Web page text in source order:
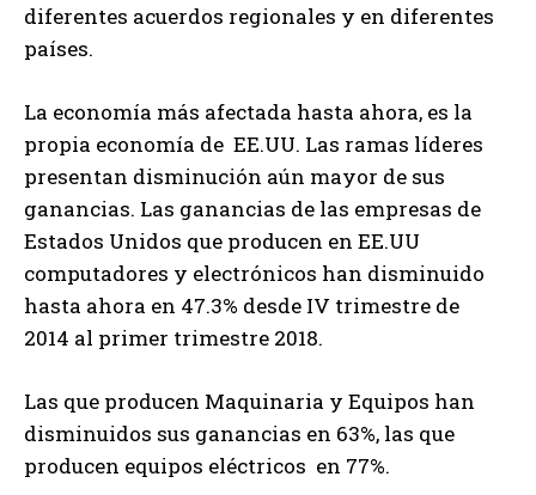
diferentes acuerdos regionales y en diferentes
países.
La economía más afectada hasta ahora, es la
propia economía de EE.UU. Las ramas líderes
presentan disminución aún mayor de sus
ganancias. Las ganancias de las empresas de
Estados Unidos que producen en EE.UU
computadores y electrónicos han disminuido
hasta ahora en 47.3% desde IV trimestre de
2014 al primer trimestre 2018.
Las que producen Maquinaria y Equipos han
disminuidos sus ganancias en 63%, las que
producen equipos eléctricos en 77%.